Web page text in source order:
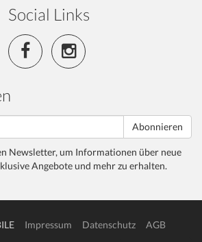
Social Links
Abonnieren
Newsletter, um Informationen über neue
Angebote und mehr zu erhalten.
Impressum Datenschutz
AGB